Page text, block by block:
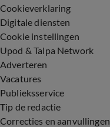
Cookieverklaring
Digitale diensten
Cookie instellingen
Upod & Talpa Network
Adverteren
Vacatures
Publieksservice
Tip de redactie
Correcties en aanvullingen